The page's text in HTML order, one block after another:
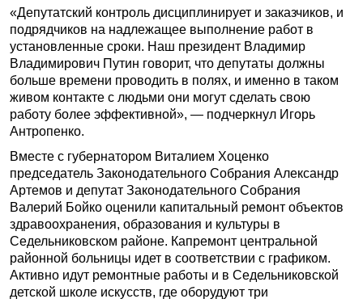
«Депутатский контроль дисциплинирует и заказчиков, и
подрядчиков на надлежащее выполнение работ в
установленные сроки. Наш президент Владимир
Владимирович Путин говорит, что депутаты должны
больше времени проводить в полях, и именно в таком
живом контакте с людьми они могут сделать свою
работу более эффективной», — подчеркнул Игорь
Антропенко.
Вместе с губернатором Виталием Хоценко
председатель Законодательного Собрания Александр
Артемов и депутат Законодательного Собрания
Валерий Бойко оценили капитальный ремонт объектов
здравоохранения, образования и культуры в
Седельниковском районе. Капремонт центральной
районной больницы идет в соответствии с графиком.
Активно идут ремонтные работы и в Седельниковской
детской школе искусств, где оборудуют три